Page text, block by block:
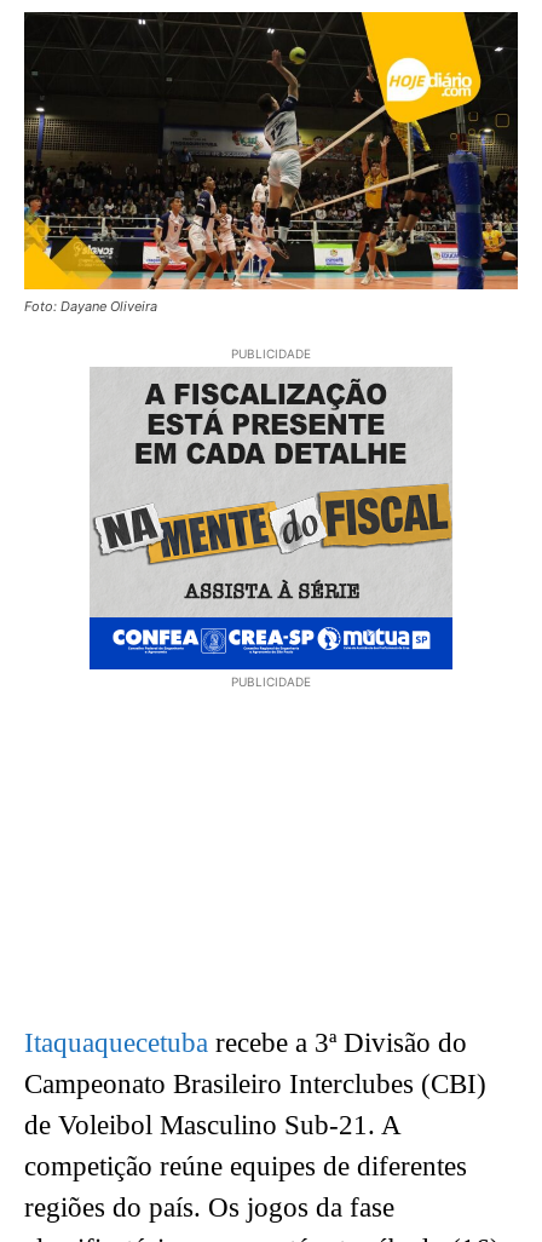
Foto: Dayane Oliveira
PUBLICIDADE
PUBLICIDADE
Itaquaquecetuba recebe a 3ª Divisão do
Campeonato Brasileiro Interclubes (CBI)
de Voleibol Masculino Sub-21. A
competição reúne equipes de diferentes
regiões do país. Os jogos da fase